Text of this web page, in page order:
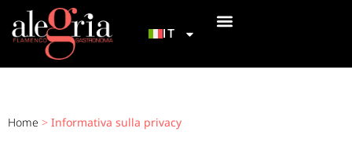
IT
Home > Informativa sulla privacy